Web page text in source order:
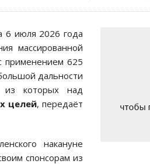
июля 2026 года
массированной
применением 625
дальности
которых над
целей, передаёт
накануне
спонсорам из